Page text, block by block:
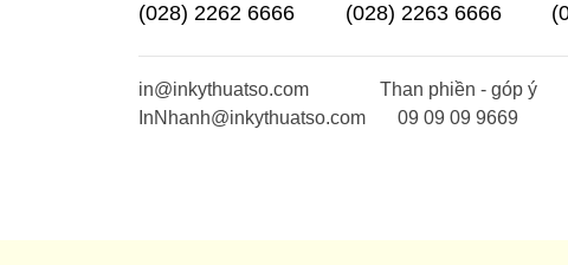
(028) 2262 6666 (028) 2263 6666
in@inkythuatso.com
InNhanh@inkythuatso.com
Than phiền - góp ý
09 09 09 9669